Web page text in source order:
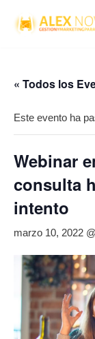
Saltar
« Todos los
Este evento ha
Webinar
consulta
intento
marzo 10, 2022